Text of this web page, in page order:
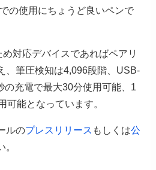
の使用にちょうど良いペンで
対応デバイスであればペアリ
、筆圧検知は4,096段階、USB-
の充電で最大30分使用可能、1
可能となっています。
ルのプレスリリース もしくは公
。